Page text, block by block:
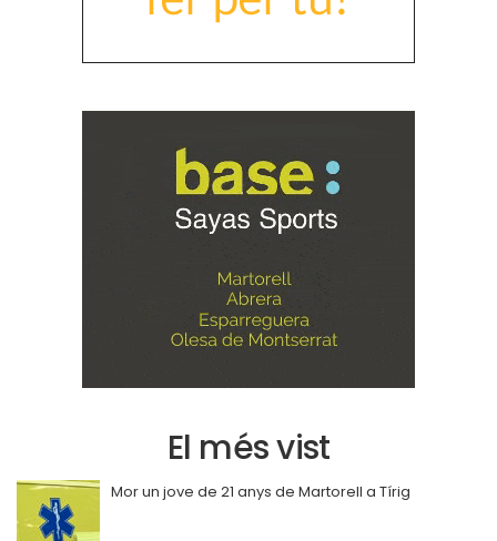
El més vist
Mor un jove de 21 anys de Martorell a Tírig